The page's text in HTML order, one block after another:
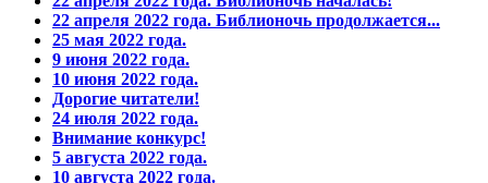
22 апреля 2022 года. Библионочь продолжается...
25 мая 2022 года.
9 июня 2022 года.
10 июня 2022 года.
Дорогие читатели!
24 июля 2022 года.
Внимание конкурс!
5 августа 2022 года.
10 августа 2022 года.